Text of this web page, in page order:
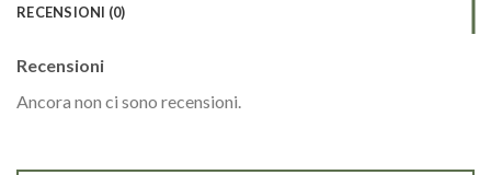
RECENSIONI (0)
Recensioni
Ancora non ci sono recensioni.